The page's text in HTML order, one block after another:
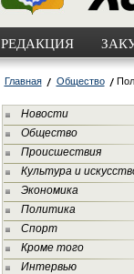
РЕДАКЦИЯ
Главная Общество
Новости
Общество
Происшествия
Культура и
Экономика
Политика
Спорт
Кроме того
Интервью